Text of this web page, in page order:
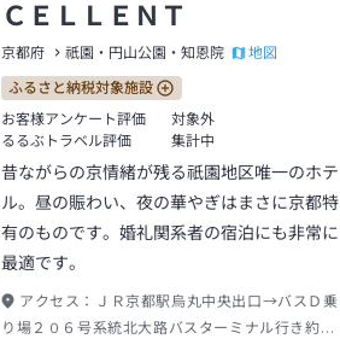
ＣＥＬＬＥＮＴ
京都府 祇園・円山公園・知恩院 地図
ふるさと納税対象施設
お客様アンケート評価
対象外
るるぶトラベル評価
集計中
昔ながらの京情緒が残る祇園地区唯一のホテ
ル。昼の賑わい、夜の華やぎはまさに京都特
有のものです。婚礼関系者の宿泊にも非常に
最適です。
アクセス：
ＪＲ京都駅烏丸中央出口→バスＤ乗
り場２０６号系統北大路バスターミナル行き約２